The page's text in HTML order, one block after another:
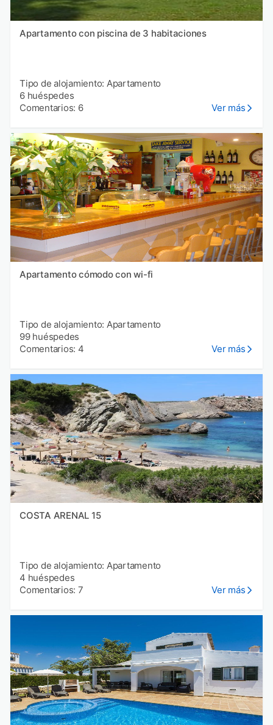
Apartamento con piscina de 3 habitaciones
Tipo de alojamiento: Apartamento
6 huéspedes
Comentarios: 6
Ver más
Apartamento cómodo con wi-fi
Tipo de alojamiento: Apartamento
99 huéspedes
Comentarios: 4
Ver más
COSTA ARENAL 15
Tipo de alojamiento: Apartamento
4 huéspedes
Comentarios: 7
Ver más